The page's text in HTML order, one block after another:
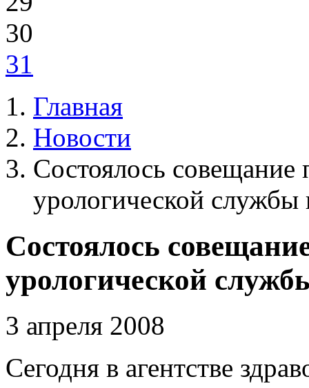
30
31
Главная
Новости
Состоялось совещание
урологической службы
Состоялось
урологической
3 апреля 2008
Сегодня в агентстве